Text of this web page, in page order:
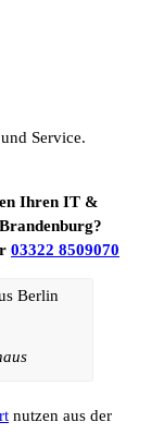
und Service.
Ihren IT &
03322 8509070
nutzen aus der